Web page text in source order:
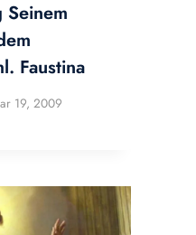
Seinem
Faustina
19, 2009